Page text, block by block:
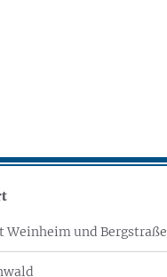
Weinheim und Bergstraße